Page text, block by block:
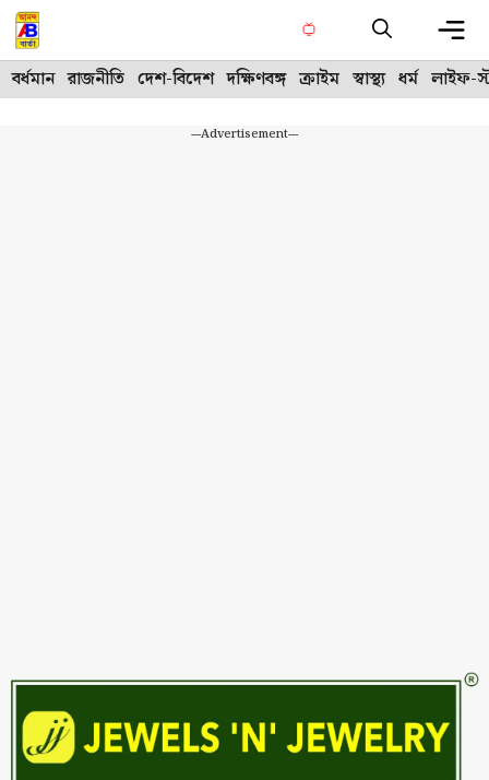
Skip
to
content
বর্ধমান রাজনীতি দেশ-বিদেশ দক্ষিণবঙ্গ ক্রাইম স্বাস্থ্য ধর্ম লাইফ-
---Advertisement---